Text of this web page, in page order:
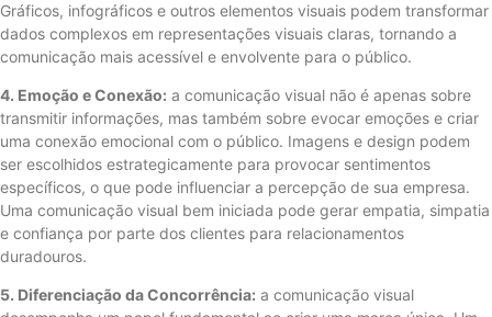
Gráficos, infográficos e outros elementos visuais podem transformar
dados complexos em representações visuais claras, tornando a
comunicação mais acessível e envolvente para o público.
4. Emoção e Conexão: a comunicação visual não é apenas sobre
transmitir informações, mas também sobre evocar emoções e criar
uma conexão emocional com o público. Imagens e design podem
ser escolhidos estrategicamente para provocar sentimentos
específicos, o que pode influenciar a percepção de sua empresa.
Uma comunicação visual bem iniciada pode gerar empatia, simpatia
e confiança por parte dos clientes para relacionamentos
duradouros.
5. Diferenciação da Concorrência: a comunicação visual